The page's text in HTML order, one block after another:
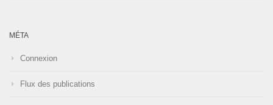
MÉTA
Connexion
Flux des publications